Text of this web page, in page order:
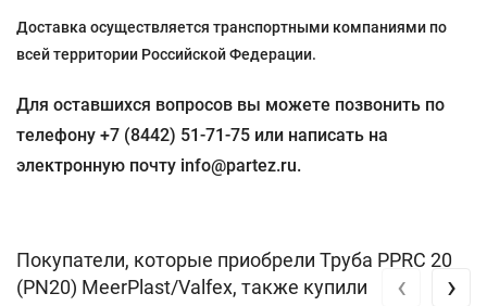
Доставка осуществляется транспортными компаниями по
всей территории Российской Федерации.
Для оставшихся вопросов вы можете позвонить по
телефону +7 (8442) 51-71-75 или написать на
электронную почту info@partez.ru.
Покупатели, которые приобрели Труба PPRC 20
(PN20) MeerPlast/Valfex, также купили
‹ ›